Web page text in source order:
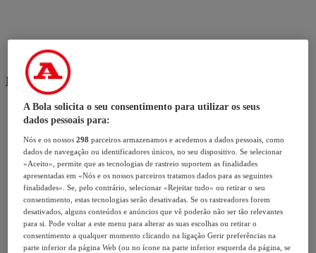
Modalidades
A Bola solicita o seu consentimento para utilizar os seus
dados pessoais para:
Nós e os nossos298 parceiros armazenamos e acedemos a dados pessoais, como
dados de navegação ou identificadores únicos, no seu dispositivo. Se selecionar
«Aceito», permite que as tecnologias de rastreio suportem as finalidades
apresentadas em «Nós e os nossos parceiros tratamos dados para as seguintes
finalidades». Se, pelo contrário, selecionar «Rejeitar tudo» ou retirar o seu
consentimento, estas tecnologias serão desativadas. Se os rastreadores forem
desativados, alguns conteúdos e anúncios que vê poderão não ser tão relevantes
para si. Pode voltar a este menu para alterar as suas escolhas ou retirar o
consentimento a qualquer momento clicando na ligação Gerir preferências na
parte inferior da página Web (ou no ícone na parte inferior esquerda da página, se